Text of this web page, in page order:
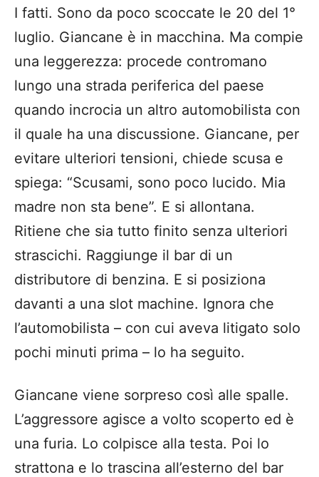
I fatti. Sono da poco scoccate le 20 del 1°
luglio. Giancane è in macchina. Ma compie
una leggerezza: procede contromano
lungo una strada periferica del paese
quando incrocia un altro automobilista con
il quale ha una discussione. Giancane, per
evitare ulteriori tensioni, chiede scusa e
spiega: “Scusami, sono poco lucido. Mia
madre non sta bene”. E si allontana.
Ritiene che sia tutto finito senza ulteriori
strascichi. Raggiunge il bar di un
distributore di benzina. E si posiziona
davanti a una slot machine. Ignora che
l’automobilista – con cui aveva litigato solo
pochi minuti prima – lo ha seguito.
Giancane viene sorpreso così alle spalle.
L’aggressore agisce a volto scoperto ed è
una furia. Lo colpisce alla testa. Poi lo
strattona e lo trascina all’esterno del bar